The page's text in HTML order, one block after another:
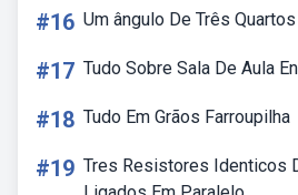
#16 Um ângulo De Três
#17 Tudo Sobre Sala De Aula
#18 Tudo Em Grãos Farroupilha
#19 Tres Resistores Identicos